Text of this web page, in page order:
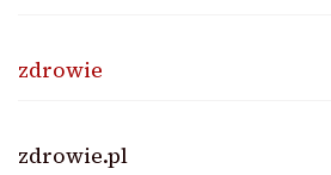
zdrowie
zdrowie.pl